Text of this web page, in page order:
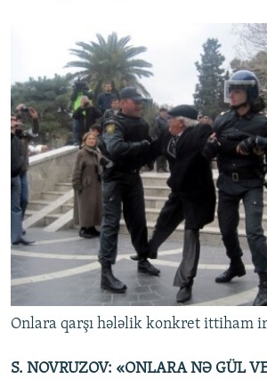
Onlara qarşı hələlik konkret ittiham
S. NOVRUZOV: «ONLARA NƏ GÜL